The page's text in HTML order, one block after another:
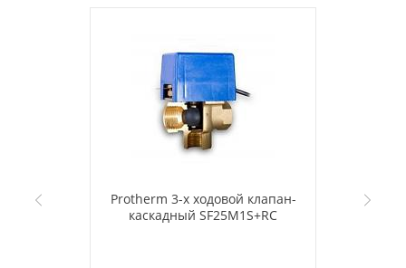
Protherm 3-х ходовой клапан-
каскадный SF25M1S+RC